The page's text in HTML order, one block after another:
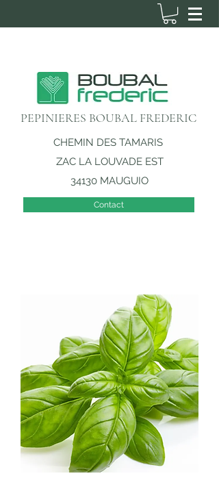
PEPINIERES BOUBAL FREDERIC
CHEMIN DES TAMARIS
ZAC LA LOUVADE EST
34130 MAUGUIO
Contact